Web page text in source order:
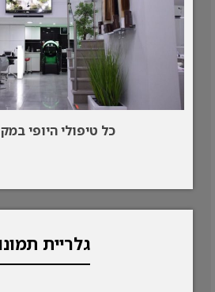
כל טיפולי היופי
גלריית